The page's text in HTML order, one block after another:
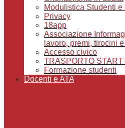
Modulistica Studenti e
Privacy
18app
Associazione
lavoro, premi, tirocini
Accesso civico
TRASPORTO START
Formazione studenti
Docenti e ATA